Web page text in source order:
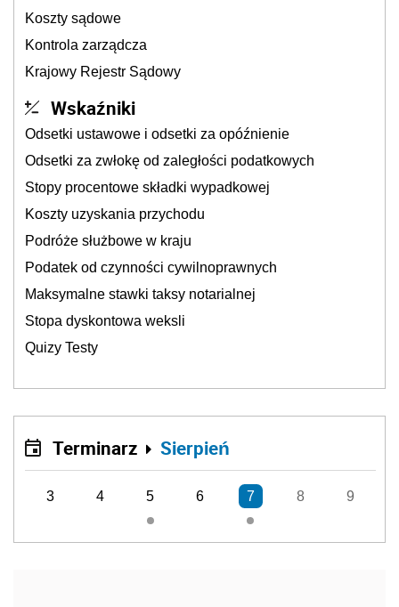
Koszty sądowe
Kontrola zarządcza
Krajowy Rejestr Sądowy
Wskaźniki
Odsetki ustawowe i odsetki za opóźnienie
Odsetki za zwłokę od zaległości podatkowych
Stopy procentowe składki wypadkowej
Koszty uzyskania przychodu
Podróże służbowe w kraju
Podatek od czynności cywilnoprawnych
Maksymalne stawki taksy notarialnej
Stopa dyskontowa weksli
Quizy Testy
Terminarz Sierpień
3 4 5 6 7 8 9